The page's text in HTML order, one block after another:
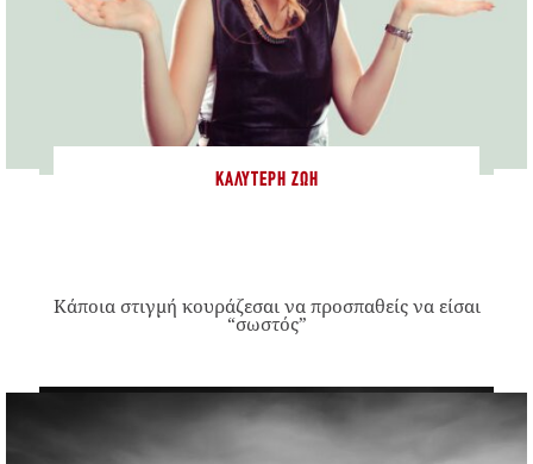
ΚΑΛΎΤΕΡΗ ΖΩΉ
Κάποια στιγμή κουράζεσαι να προσπαθείς να είσαι
“σωστός”